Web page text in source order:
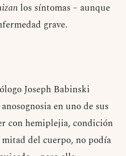
los síntomas – aunque
grave.
Joseph Babinski
en uno de sus
con hemiplejia, condición
del cuerpo, no podía